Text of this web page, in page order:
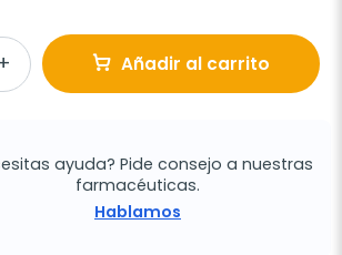
Añadir al carrito
ayuda? Pide consejo a nuestras
farmacéuticas.
Hablamos